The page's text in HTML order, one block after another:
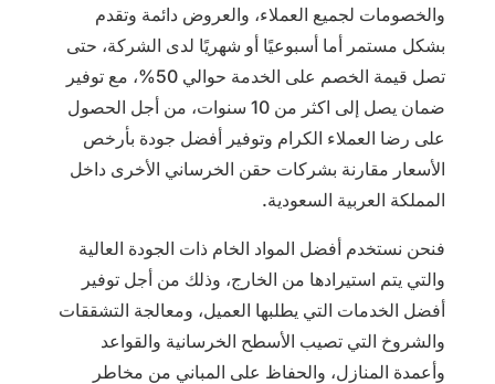
والخصومات لجميع العملاء، والعروض دائمة وتقدم
بشكل مستمر أما أسبوعيًا أو شهريًا لدى الشركة، حتى
تصل قيمة الخصم على الخدمة حوالي 50%، مع توفير
ضمان يصل إلى اكثر من 10 سنوات، من أجل الحصول
على رضا العملاء الكرام وتوفير أفضل جودة بأرخص
الأسعار مقارنة بشركات حقن الخرساني الأخرى داخل
المملكة العربية السعودية.
فنحن نستخدم أفضل المواد الخام ذات الجودة العالية
والتي يتم استيرادها من الخارج، وذلك من أجل توفير
أفضل الخدمات التي يطلبها العميل، ومعالجة التشققات
والشروخ التي تصيب الأسطح الخرسانية والقواعد
وأعمدة المنازل، والحفاظ على المباني من مخاطر